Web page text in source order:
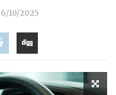
10/2025